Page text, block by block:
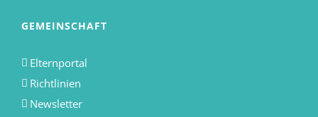
GEMEINSCHAFT
Elternportal
Richtlinien
Newsletter